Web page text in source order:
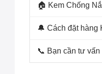
🏠 Kem Chống
🔔 Cách đặt hàng
📞 Bạn cần tư